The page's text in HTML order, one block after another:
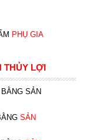
PHỤ GIA
THỦY LỢI
SẢN
SẢN